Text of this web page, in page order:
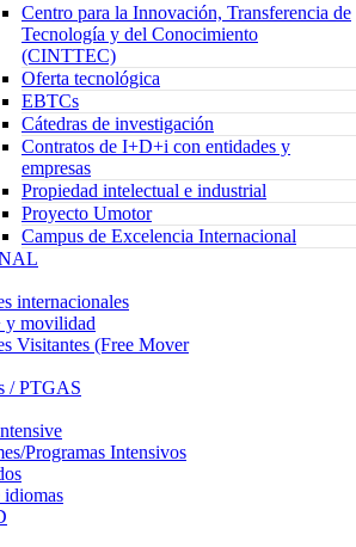
Centro para la Innovación, Transferencia de
Tecnología y del Conocimiento
(CINTTEC)
Oferta tecnológica
EBTCs
Cátedras de investigación
Contratos de I+D+i con entidades y
empresas
Propiedad intelectual e industrial
Proyecto Umotor
Campus de Excelencia Internacional
internacionales
y movilidad
Visitantes (Free Mover
/ PTGAS
Programas Intensivos
idiomas